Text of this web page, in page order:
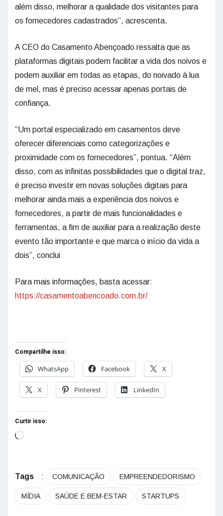
além disso, melhorar a qualidade dos visitantes para
os fornecedores cadastrados”, acrescenta.
A CEO do Casamento Abençoado ressalta que as
plataformas digitais podem facilitar a vida dos noivos e
podem auxiliar em todas as etapas, do noivado à lua
de mel, mas é preciso acessar apenas portais de
confiança.
“Um portal especializado em casamentos deve
oferecer diferenciais como categorizações e
proximidade com os fornecedores”, pontua. “Além
disso, com as infinitas possibilidades que o digital traz,
é preciso investir em novas soluções digitais para
melhorar ainda mais a experiência dos noivos e
fornecedores, a partir de mais funcionalidades e
ferramentas, a fim de auxiliar para a realização deste
evento tão importante e que marca o início da vida a
dois”, conclui
Para mais informações, basta acessar:
https://casamentoabencoado.com.br/
Compartilhe isso:
WhatsApp
Facebook X
X Pinterest LinkedIn
Curtir isso:
Tags : COMUNICAÇÃO EMPREENDEDORISMO
MÍDIA SAÚDE E BEM-ESTAR STARTUPS